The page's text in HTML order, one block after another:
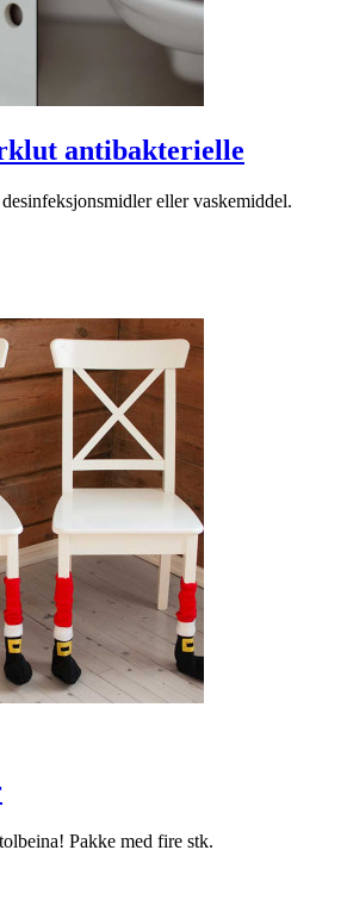
antibakterielle
eller vaskemiddel.
Pakke med fire stk.